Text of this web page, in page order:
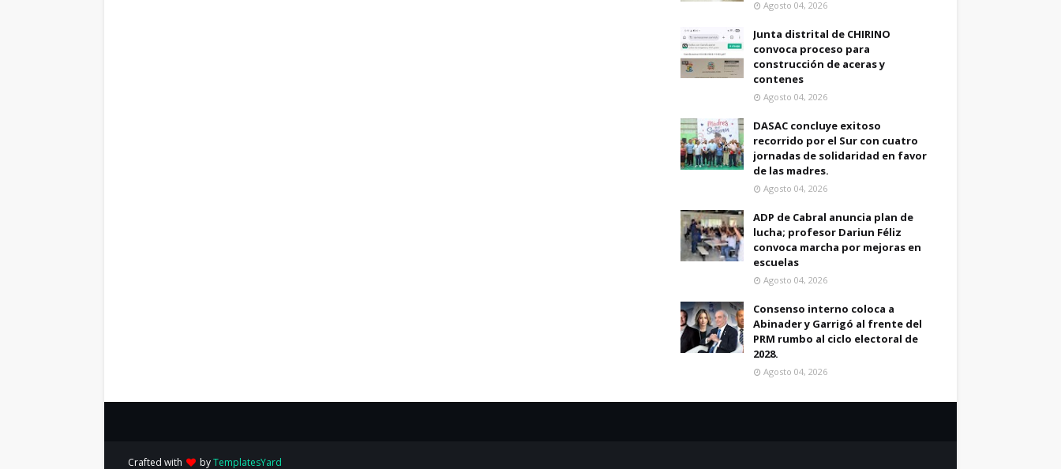
Agosto 04, 2026
Junta distrital de CHIRINO
convoca proceso para
construcción de aceras y
contenes
Agosto 04, 2026
DASAC concluye exitoso
recorrido por el Sur con cuatro
jornadas de solidaridad en favor
de las madres.
Agosto 04, 2026
ADP de Cabral anuncia plan de
lucha; profesor Dariun Féliz
convoca marcha por mejoras en
escuelas
Agosto 04, 2026
Consenso interno coloca a
Abinader y Garrigó al frente del
PRM rumbo al ciclo electoral de
2028.
Agosto 04, 2026
Crafted with byTemplatesYard